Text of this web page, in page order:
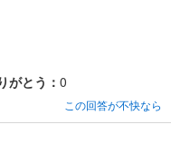
がとう： 0
この回答が不快なら